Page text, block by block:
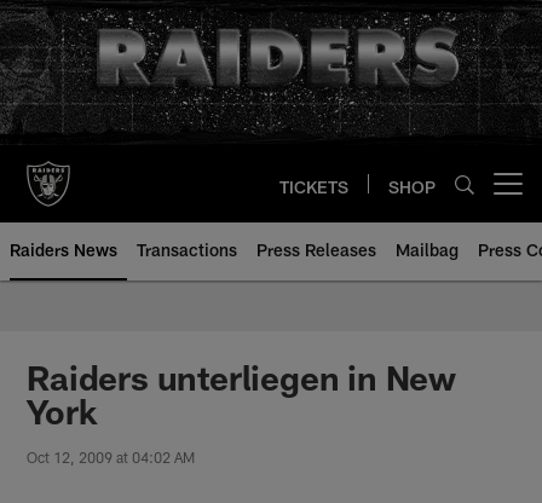
Skip
to
main
content
TICKETS SHOP
Raiders News Transactions Press Releases Mailbag Press
Raiders unterliegen in New
York
Oct 12, 2009 at 04:02 AM